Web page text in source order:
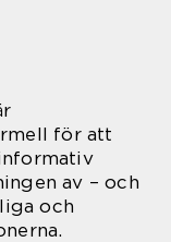
för att
av – och
och